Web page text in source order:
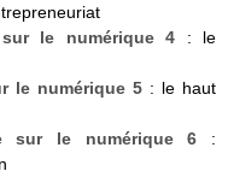
le numérique 4 : le
le numérique 5 : le haut
sur le numérique 6 :